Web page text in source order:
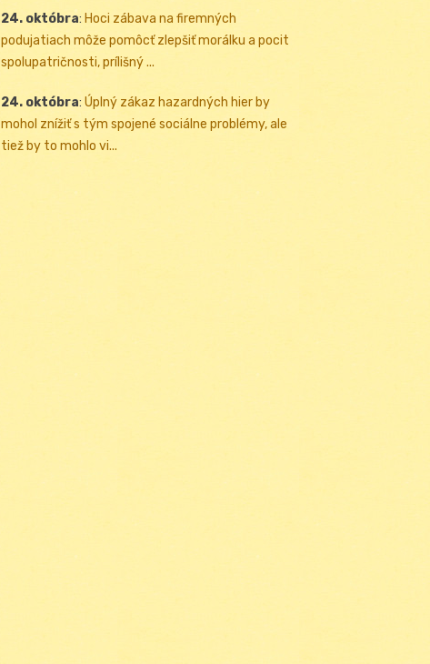
24. októbra: Hoci zábava na firemných
podujatiach môže pomôcť zlepšiť morálku a pocit
spolupatričnosti, prílišný ...
24. októbra: Úplný zákaz hazardných hier by
mohol znížiť s tým spojené sociálne problémy, ale
tiež by to mohlo vi...